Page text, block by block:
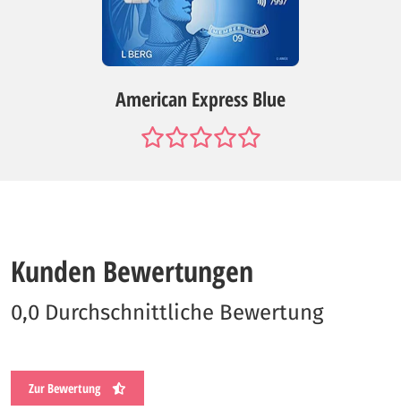
American Express Blue
Kunden Bewertungen
0,0 Durchschnittliche Bewertung
Zur Bewertung